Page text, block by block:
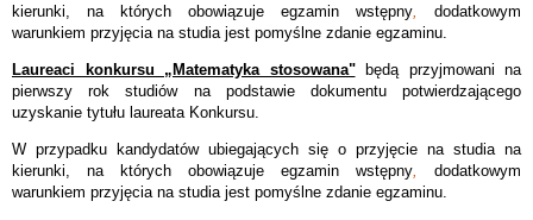
kierunki, na których obowiązuje egzamin wstępny
dodatkowym
warunkiem przyjęcia na studia jest pomyślne zdanie egzaminu.
Laureaci konkursu „Matematyka stosowana"będą przyjmowani na
pierwszy rok studiów na podstawie dokumentu potwierdzającego
uzyskanie tytułu laureata Konkursu.
W przypadku kandydatów ubiegających się o przyjęcie na studia na
kierunki, na których obowiązuje egzamin wstępny
dodatkowym
warunkiem przyjęcia na studia jest pomyślne zdanie egzaminu.